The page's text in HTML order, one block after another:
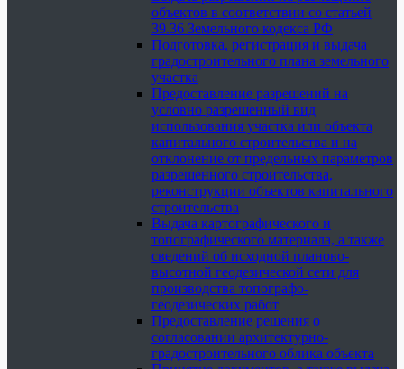
объектов в соответствии со статьей
39.36 Земельного кодекса РФ
Подготовка, регистрация и выдача
градостроительного плана земельного
участка
Предоставление разрешений на
условно разрешенный вид
использования участка или объекта
капитального строительства и на
отклонение от предельных параметров
разрешенного строительства,
реконструкции объектов капитального
строительства
Выдача картографического и
топографического материала, а также
сведений об исходной планово-
высотной геодезической сети для
производства топографо-
геодезических работ
Предоставление решения о
согласовании архитектурно-
градостроительного облика объекта